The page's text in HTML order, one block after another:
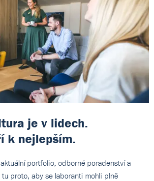
je v lidech.
k nejlepším.
portfolio, odborné poradenství a
proto, aby se laboranti mohli plně